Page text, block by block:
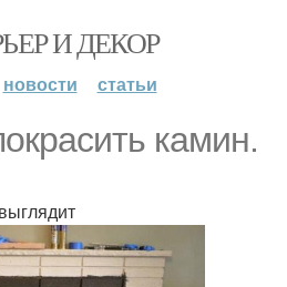
И ДЕКОР
новости статьи
камин.